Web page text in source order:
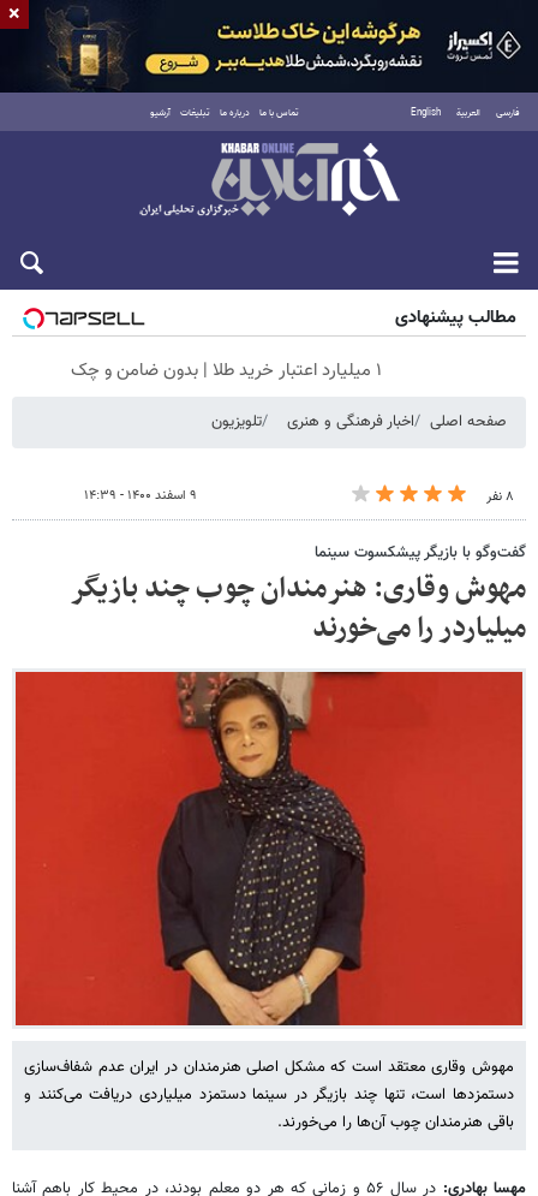
فارسی العربية English تماس با ما درباره ما تبلیغات آرشیو
شنبه ۱۷ مرداد ۱۴۰۵
مطالب پیشنهادی
۱ میلیارد اعتبار خرید طلا | بدون ضامن و چک
صفحه اصلی اخبار فرهنگی و هنری تلویزیون
۸ نفر ۹ اسفند ۱۴۰۰ - ۱۴:۳۹
گفت‌وگو با بازیگر پیشکسوت سینما
مهوش وقاری: هنرمندان چوب چند بازیگر
میلیاردر را می‌خورند
مهوش وقاری معتقد است که مشکل اصلی هنرمندان در ایران عدم شفاف‌سازی
دستمزدها است، تنها چند بازیگر در سینما دستمزد میلیاردی دریافت می‌کنند و
باقی هنرمندان چوب آن‌ها را می‌خورند.
مهسا بهادری:
در سال ۵۶ و زمانی که هر دو معلم بودند، در محیط کار باهم آشنا
×